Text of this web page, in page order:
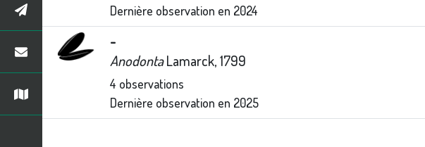
Dernière observation en 2024
-
AnodontaLamarck, 1799
4 observations
Dernière observation en 2025